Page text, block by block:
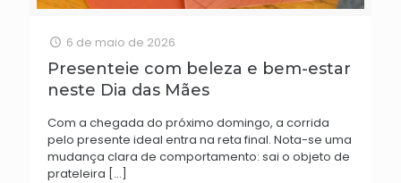
6 de maio de 2026
Presenteie com beleza e bem-estar
neste Dia das Mães
Com a chegada do próximo domingo, a corrida
pelo presente ideal entra na reta final. Nota-se uma
mudança clara de comportamento: sai o objeto de
prateleira […]